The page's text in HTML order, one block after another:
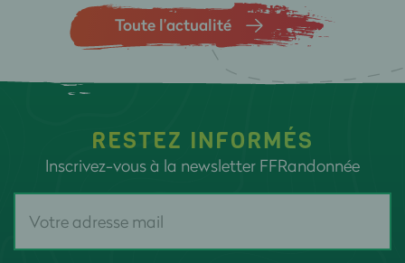
Toute l’actualité
RESTEZ INFORMÉS
Inscrivez-vous à la newsletter FFRandonnée